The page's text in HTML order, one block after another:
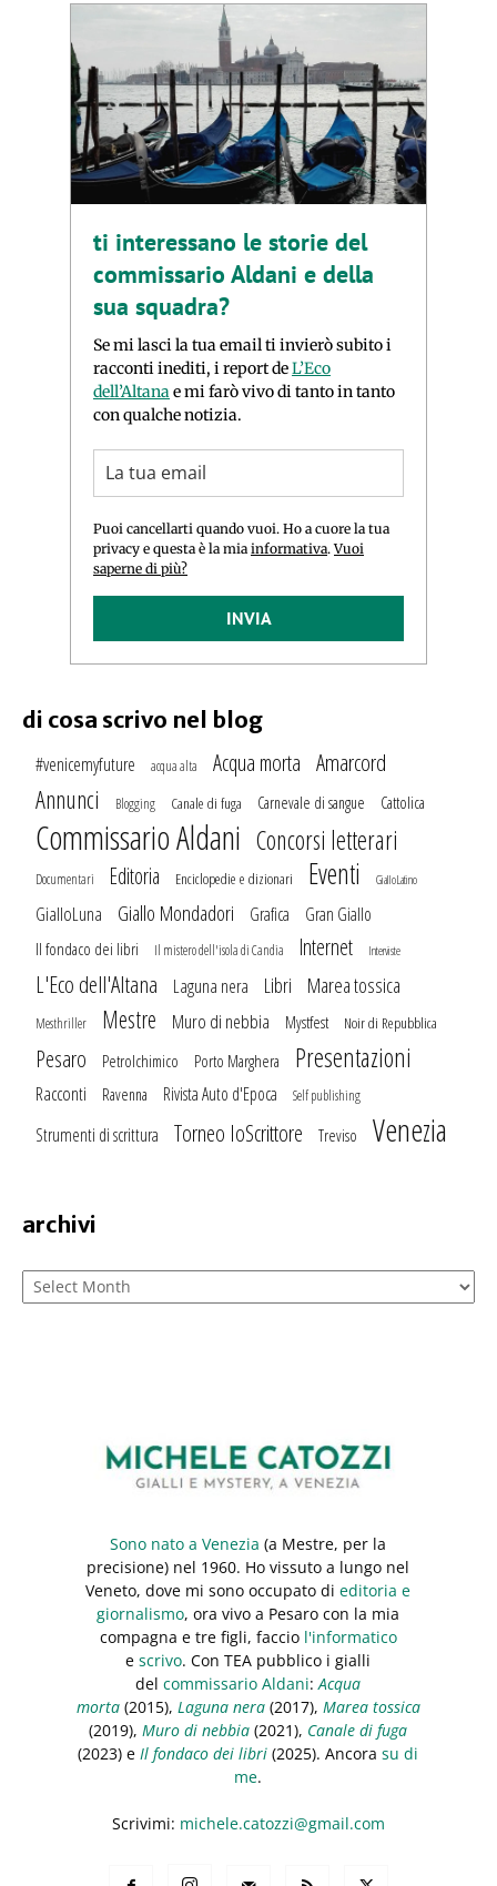
ti interessano le storie del
commissario Aldani e della
sua squadra?
Se mi lasci la tua email ti invierò subito i
racconti inediti, i report deL’Eco
dell’Altanae mi farò vivo di tanto in tanto
con qualche notizia.
Puoi cancellarti quando vuoi. Ho a cuore la tua
privacy e questa è la mia informativa.Vuoi
saperne di più?
INVIA
di cosa scrivo nel blog
#venicemyfuture acqua alta Acqua morta Amarcord
Annunci Blogging Canale di fuga Carnevale di sangue Cattolica
Commissario Aldani Concorsi letterari
Documentari Editoria Enciclopedie e dizionari Eventi GialloLatino
GialloLuna Giallo Mondadori Grafica Gran Giallo
Il fondaco dei libri Il mistero dell'isola di Candia Internet Interviste
L'Eco dell'Altana Laguna nera Libri Marea tossica
Mesthriller Mestre Muro di nebbia Mystfest Noir di Repubblica
Pesaro Petrolchimico Porto Marghera Presentazioni
Racconti Ravenna Rivista Auto d'Epoca Self publishing
Strumenti di scrittura Torneo IoScrittore Treviso Venezia
archivi
Archivi
Sono nato a Venezia (a Mestre, per la
precisione) nel 1960. Ho vissuto a lungo nel
Veneto, dove mi sono occupato dieditoria e
giornalismo, ora vivo a Pesaro con la mia
compagna e tre figli, faccio l'informatico
escrivo. Con TEA pubblico i gialli
delcommissario Aldani:Acqua
morta(2015), Laguna nera(2017), Marea tossica
(2019),Muro di nebbia (2021), Canale di fuga
(2023) eIl fondaco dei libri (2025). Ancorasu di
me.
Scrivimi: michele.catozzi@gmail.com